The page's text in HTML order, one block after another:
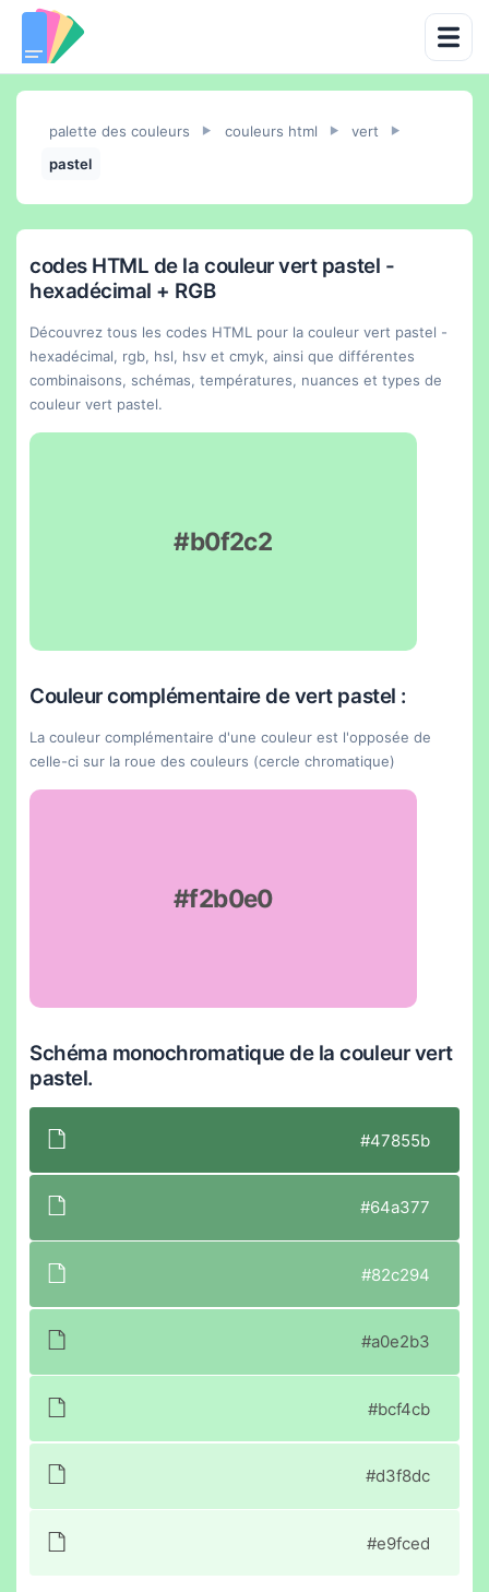
palette des couleurs ► couleurs html ► vert ►
pastel
codes HTML de la couleur vert pastel -
hexadécimal + RGB
Découvrez tous les codes HTML pour la couleur vert pastel -
hexadécimal, rgb, hsl, hsv et cmyk, ainsi que différentes
combinaisons, schémas, températures, nuances et types de
couleur vert pastel.
#b0f2c2
Couleur complémentaire de vert pastel :
La couleur complémentaire d'une couleur est l'opposée de
celle-ci sur la roue des couleurs (cercle chromatique)
#f2b0e0
Schéma monochromatique de la couleur vert
pastel.
#47855b
#64a377
#82c294
#a0e2b3
#bcf4cb
#d3f8dc
#e9fced